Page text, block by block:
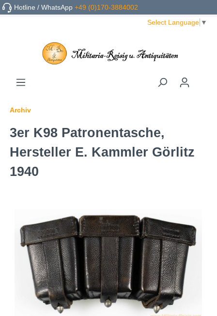
Hotline / WhatsApp+49 (0)170-3884002
Select Language ▼
Archiv
3er K98 Patronentasche,
Hersteller E. Kammler Görlitz
1940